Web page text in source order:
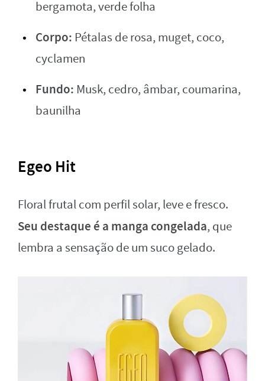
bergamota, verde folha
Corpo: Pétalas de rosa, muget, coco,
cyclamen
Fundo: Musk, cedro, âmbar, coumarina,
baunilha
Egeo Hit
Floral frutal com perfil solar, leve e fresco.
Seu destaque é a manga congelada, que
lembra a sensação de um suco gelado.